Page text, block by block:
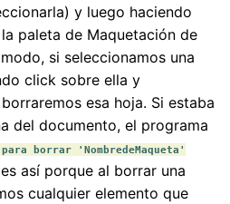
y luego haciendo
paleta de Maquetación de
si seleccionamos una
click sobre ella y
borraremos esa hoja. Si estaba
del documento, el programa
para borrar 'NombredeMaqueta'
así porque al borrar una
cualquier elemento que